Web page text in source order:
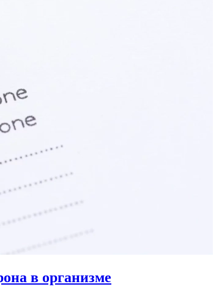
в организме